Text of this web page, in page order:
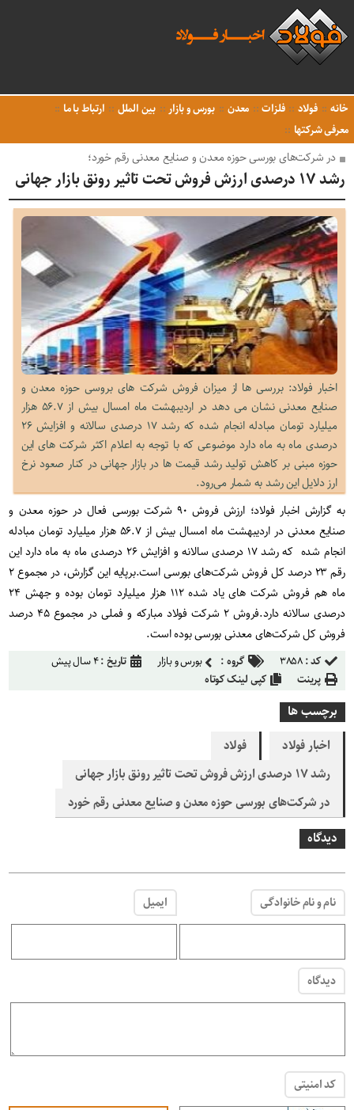
خانه فولاد فلزات معدن بورس و بازار بین الملل
ارتباط با ما
معرفی شرکتها
در شرکت‌های بورسی حوزه معدن و صنایع معدنی رقم خورد؛
رشد ۱۷ درصدی ارزش فروش تحت تاثیر رونق بازار جهانی
اخبار فولاد: بررسی ها از میزان فروش شرکت های بروسی حوزه معدن و
صنایع معدنی نشان می دهد در اردیبهشت ماه امسال بیش از ۵۶.۷ هزار
میلیارد تومان مبادله انجام شده که رشد ۱۷ درصدی سالانه و افزایش ۲۶
درصدی ماه به ماه دارد موضوعی که با توجه به اعلام اکثر شرکت های این
حوزه مبنی بر کاهش تولید رشد قیمت ها در بازار جهانی در کنار صعود نرخ
ارز دلایل این رشد به شمار می‌رود.
به گزارش اخبار فولاد؛ ارزش فروش ۹۰ شرکت بورسی فعال در حوزه معدن و
صنایع معدنی در اردیبهشت ماه امسال بیش از ۵۶.۷ هزار میلیارد تومان مبادله
انجام شده که رشد ۱۷ درصدی سالانه و افزایش ۲۶ درصدی ماه به ماه دارد این
رقم ۲۳ درصد کل فروش شرکت‌های بورسی است
.
برپایه این گزارش، در مجموع ۲
ماه هم فروش شرکت های یاد شده ۱۱۲ هزار میلیارد تومان بوده و جهش ۲۴
درصدی سالانه دارد.
فروش ۲ شرکت فولاد مبارکه و فملی در مجموع ۴۵ درصد
فروش کل شرکت‌های معدنی بورسی بوده است.
کد :۳۸۵۸ گروه : بورس و بازار تاریخ :۴ سال پیش
پرینت
کپی لینک کوتاه
برچسب ها
اخبار فولاد
فولاد
رشد ۱۷ درصدی ارزش فروش تحت تاثیر رونق بازار جهانی
در شرکت‌های بورسی حوزه معدن و صنایع معدنی رقم خورد
دیدگاه
نام و نام خانوادگی ایمیل
دیدگاه
کد امنیتی